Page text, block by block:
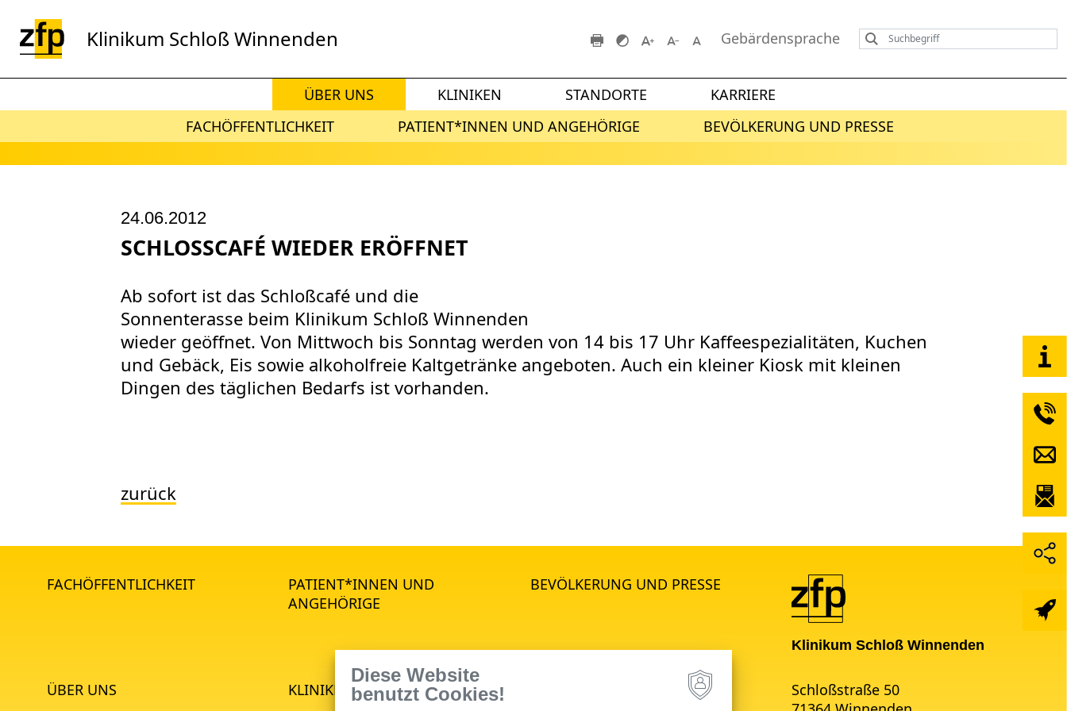
Klinikum Schloß Winnenden Gebärdensprache
ÜBER UNS KLINIKEN STANDORTE
KARRIERE
FACHÖFFENTLICHKEIT
PATIENT*INNEN UND ANGEHÖRIGE BEVÖLKERUNG UND PRESSE
24.06.2012
SCHLOSSCAFÉ WIEDER ERÖFFNET
Ab sofort ist das Schloßcafé und die
Sonnenterasse beim Klinikum Schloß Winnenden
wieder geöffnet. Von Mittwoch bis Sonntag werden von 14 bis 17 Uhr Kaffeespezialitäten, Kuchen
und Gebäck, Eis sowie alkoholfreie Kaltgetränke angeboten. Auch ein kleiner Kiosk mit kleinen
Dingen des täglichen Bedarfs ist vorhanden.
zurück
FACHÖFFENTLICHKEIT
PATIENT*INNEN UND
ANGEHÖRIGE
BEVÖLKERUNG UND PRESSE
Klinikum Schloß Winnenden
ÜBER UNS KLINIKEN
Schloßstraße 50
Diese Website
benutzt Cookies!